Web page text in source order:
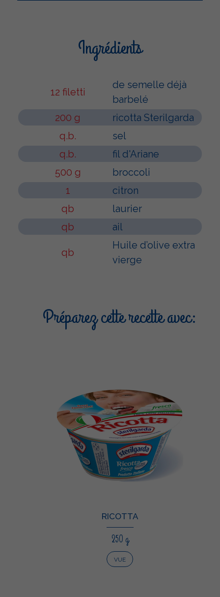
Ingrédients
12 filetti
de semelle déjà
barbelé
200 g
ricotta Sterilgarda
q.b.
sel
q.b.
fil d'Ariane
500 g
broccoli
1
citron
qb
laurier
qb
ail
qb
Huile d’olive extra
vierge
Préparez cette recette avec:
RICOTTA
250 g
VUE